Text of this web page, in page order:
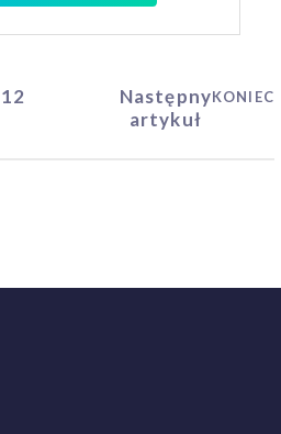
12
Następny
artykuł
KONIEC